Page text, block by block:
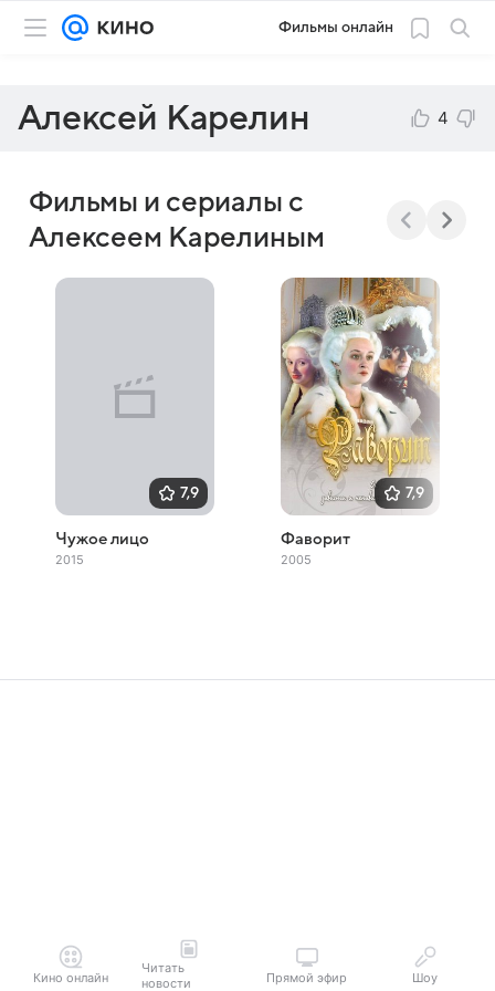
Фильмы онлайн
Алексей Карелин 4
Фильмы и сериалы с
Алексеем Карелиным
7,9
Чужое лицо
2015
7,9
Фаворит
2005
Кино онлайн
Читать
новости
Прямой эфир Шоу